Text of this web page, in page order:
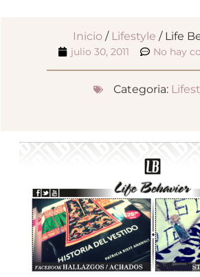
Inicio / Lifestyle / Life
julio 30, 2011 No hay
Categoria: